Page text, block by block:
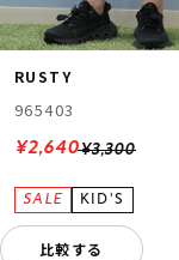
RUSTY
965403
¥3,300
¥2,640
比較する